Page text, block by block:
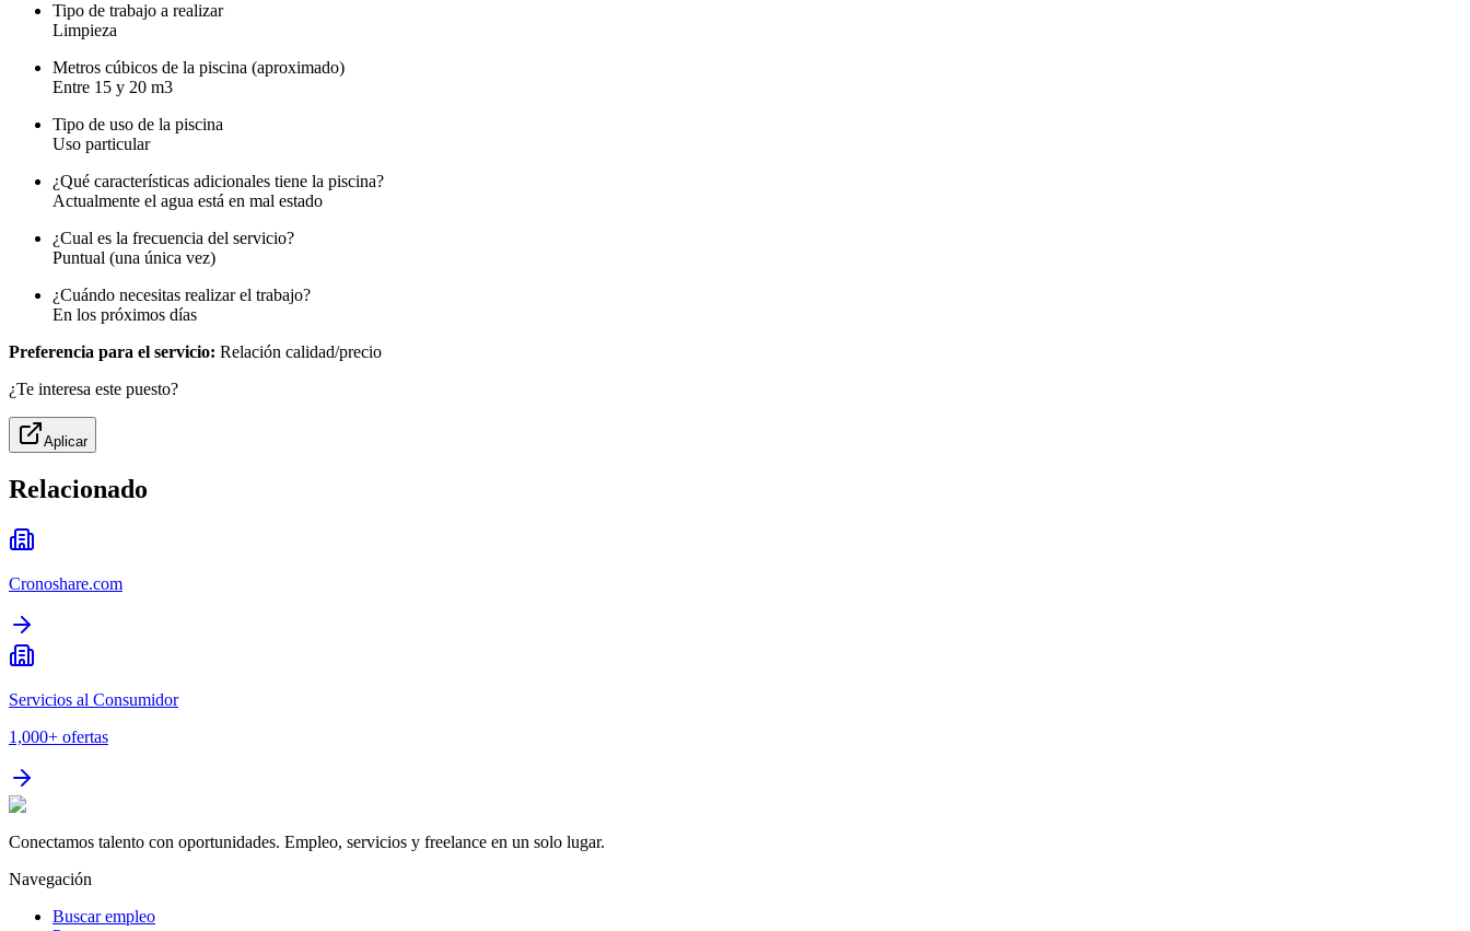
Tipo de trabajo a realizar
Limpieza
Metros cúbicos de la piscina (aproximado)
Entre 15 y 20 m3
Tipo de uso de la piscina
Uso particular
¿Qué características adicionales tiene la piscina?
Actualmente el agua está en mal estado
¿Cual es la frecuencia del servicio?
Puntual (una única vez)
¿Cuándo necesitas realizar el trabajo?
En los próximos días
Preferencia para el servicio: Relación calidad/precio
¿Te interesa este puesto?
Aplicar
Relacionado
Cronoshare.com
Servicios al Consumidor
1,000+ ofertas
Conectamos talento con oportunidades. Empleo, servicios y freelance en un solo lugar.
Navegación
Buscar empleo